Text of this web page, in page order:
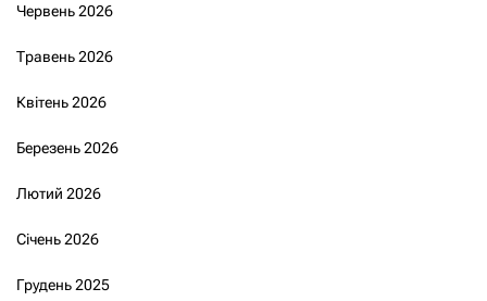
Червень 2026
Травень 2026
Квітень 2026
Березень 2026
Лютий 2026
Січень 2026
Грудень 2025